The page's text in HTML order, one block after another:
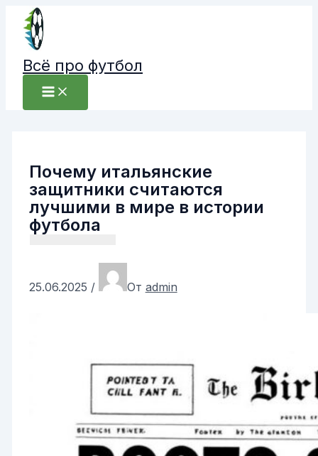
Перейти
содержимому
Всё про футбол
Почему итальянские
защитники считаются
лучшими в мире в истории
футбола
25.06.2025 / От admin